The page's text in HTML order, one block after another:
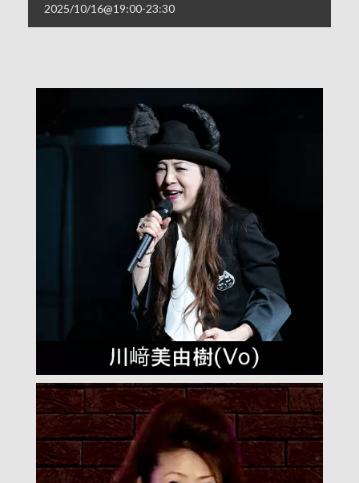
2025/10/16@19:00-23:30